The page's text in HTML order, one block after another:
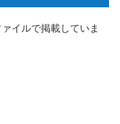
イルで掲載していま